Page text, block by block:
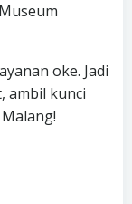
oke. Jadi
ambil kunci